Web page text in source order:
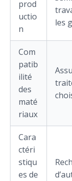
prod
uctio
n
les
Com
patib
ilité
des
maté
riaux
Cara
ctéri
stiqu
es de